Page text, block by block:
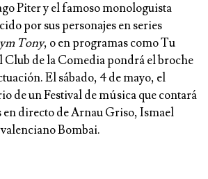
Piter y el famoso monologuista
por sus personajes en series
Tony, o en programas como Tu
Club de la Comedia pondrá el broche
El sábado, 4 de mayo, el
de un Festival de música que contará
en directo de Arnau Griso, Ismael
Bombai.